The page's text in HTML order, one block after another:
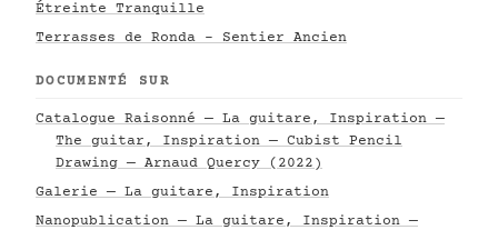
Étreinte Tranquille
Terrasses de Ronda - Sentier Ancien
DOCUMENTÉ SUR
Catalogue Raisonné — La guitare, Inspiration —
The guitar, Inspiration — Cubist Pencil
Drawing — Arnaud Quercy (2022)
Galerie — La guitare, Inspiration
Nanopublication — La guitare, Inspiration —